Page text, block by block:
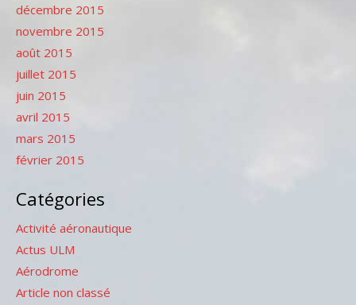
décembre 2015
novembre 2015
août 2015
juillet 2015
juin 2015
avril 2015
mars 2015
février 2015
Catégories
Activité aéronautique
Actus ULM
Aérodrome
Article non classé